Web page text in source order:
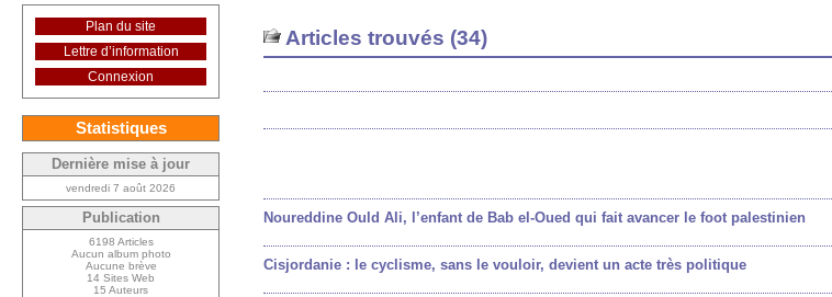
Articles trouvés (34)
Noureddine Ould Ali, l’enfant de Bab el-Oued qui fait avancer le foot palestinien
Cisjordanie : le cyclisme, sans le vouloir, devient un acte très politique
Plan du site
Lettre d’information
Connexion
Statistiques
Dernière mise à jour
vendredi 7 août 2026
Publication
6198 Articles
Aucun album photo
Aucune brève
14 Sites Web
15 Auteurs